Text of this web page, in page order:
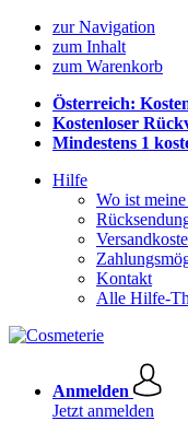
zur Navigation
zum Inhalt
zum Warenkorb
Österreich:
Kostenloser
Mindestens 1
Hilfe
Wo ist
Kontakt
Alle Hilfe-
Anmelden
Jetzt anmelden